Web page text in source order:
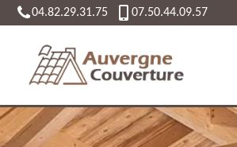
04.82.29.31.75 07.50.44.09.57